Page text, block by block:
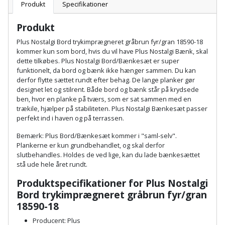
Fugtsikring
Garageport
Gelænder
Gips
Grundmursplader
Hardieplank
brædder
Isolering
Komposit
Fugepistol
og
skumpistol
Gevindskærer
Gipsværktøj
Glasløfter
Glasskærer
Hæftepistol
hammer
Betonsliber
Bindemaskine
Bits
Bor
Bordrundsav
Bore-
og
skruemaskine
Borehammer
Boremaskinetilbehør
Motorenhed
Motorsav
og
kædesav
Motorsav
og
kædesav
tilbehør
Pælebor
Plæneklipper
Plæneklipper
tilbehør
Brænde
Brændeovn
Brandslukker
Brugskunst
Camping
Damprengøring
Dørmåtte
Dørrist
Drivhus
Spartelmasse
til
væg
Tape
Rør
fittings
Stålvask
Ventilation
og
indeklima
Guides
Gaveideer
Aktiviteter
Produkt Specifikationer
Produkt
Plus Nostalgi Bord trykimprægneret gråbrun fyr/gran 18590-18
kommer kun som bord, hvis du vil have Plus Nostalgi Bænk, skal
dette tilkøbes. Plus Nostalgi Bord/Bænkesæt er super
funktionelt, da bord og bænk ikke hænger sammen. Du kan
derfor flytte sættet rundt efter behag. De lange planker gør
designet let og stilrent. Både bord og bænk står på krydsede
ben, hvor en planke på tværs, som er sat sammen med en
trækile, hjælper på stabiliteten. Plus Nostalgi Bænkesæt passer
perfekt ind i haven og på terrassen.
Bemærk: Plus Bord/Bænkesæt kommer i "saml-selv".
Plankerne er kun grundbehandlet, og skal derfor
slutbehandles. Holdes de ved lige, kan du lade bænkesættet
stå ude hele året rundt.
Produktspecifikationer for Plus Nostalgi
Bord trykimprægneret gråbrun fyr/gran
18590-18
Producent: Plus